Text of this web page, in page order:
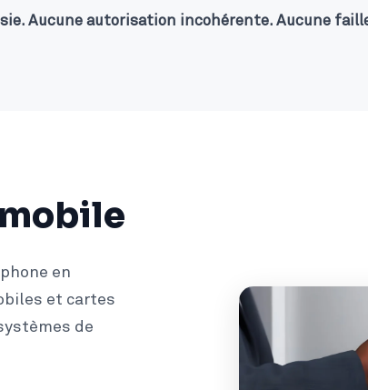
Aucune autorisation incohérente. Aucune
en
et cartes
de